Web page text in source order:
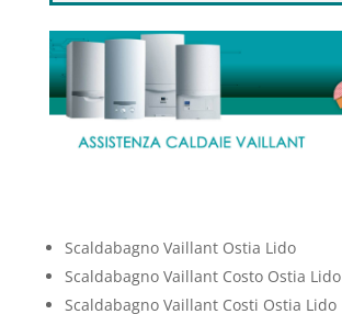
Scaldabagno Vaillant Ostia Lido
Scaldabagno Vaillant Costo Ostia Lido
Scaldabagno Vaillant Costi Ostia Lido